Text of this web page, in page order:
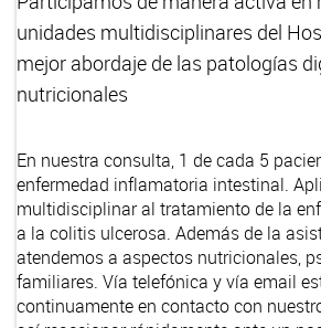
unidades multidisciplinares del
mejor abordaje de las patologías
nutricionales
En nuestra consulta, 1 de cada 5
enfermedad inflamatoria intestinal.
multidisciplinar al tratamiento de la
a la colitis ulcerosa. Además de la
atendemos a aspectos nutricionales,
familiares. Vía telefónica y vía email
continuamente en contacto con